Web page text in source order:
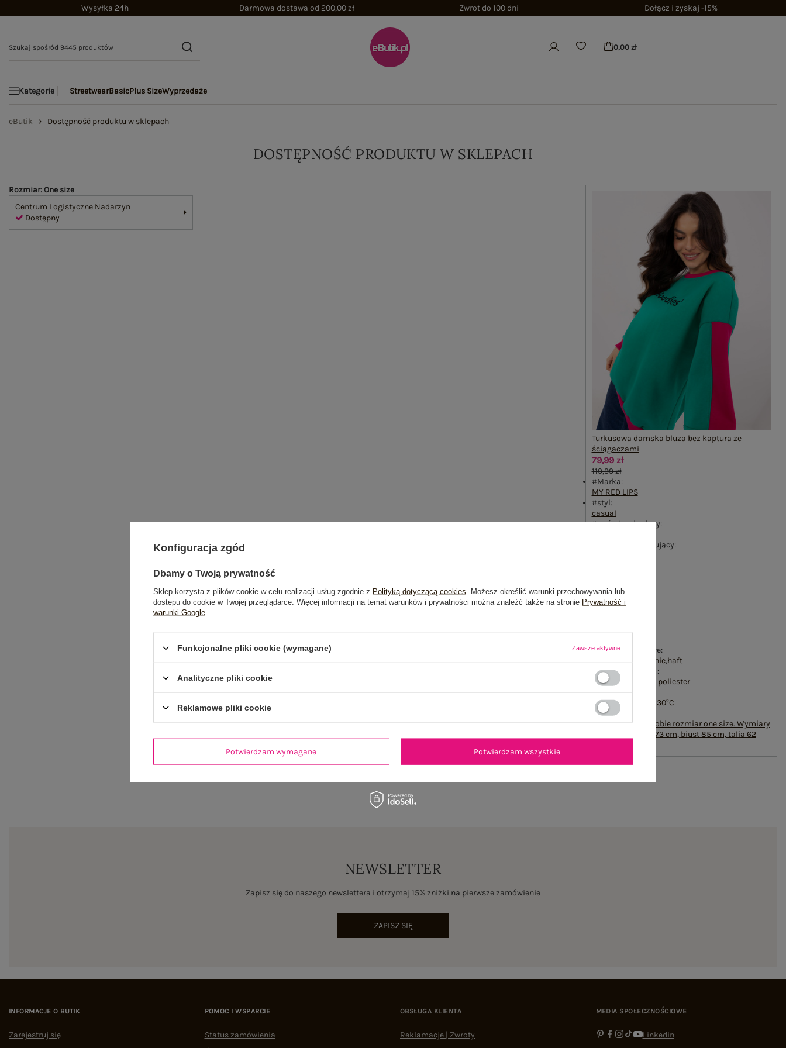
Wysyłka 24h Darmowa dostawa od 200,00 zł Zwrot do 100 dni Dołącz i zyskaj -15%
0,00 zł
Kategorie StreetwearBasicPlus SizeWyprzedaże
eButik Dostępność produktu w sklepach
DOSTĘPNOŚĆ PRODUKTU W SKLEPACH
Turkusowa damska bluza bez kaptura ze
ściągaczami
79,99 zł
119,99 zł
#Marka:
MY RED LIPS
#styl:
casual
#wzór dominujący:
#materiał dominujący:
#rękaw:
długi rękaw
#dekolt:
#cechy dodatkowe:
ocieplenie,haft
#skład materiału :
70% bawełna
30% poliester
pranie w pralce w 30°C
#modelka:
Modelka ma na sobie rozmiar one size. Wymiary
modelki: wzrost 173 cm, biust 85 cm, talia 62
Rozmiar: One size
Centrum Logistyczne Nadarzyn
Dostępny
NEWSLETTER
Zapisz się do naszego newslettera i otrzymaj 15% zniżki na pierwsze zamówienie
ZAPISZ SIĘ
INFORMACJE O BUTIK
Zarejestruj się
POMOC I WSPARCIE
Status zamówienia
OBSŁUGA KLIENTA
Reklamacje | Zwroty
MEDIA SPOŁECZNOŚCIOWE
Linkedin
Konfiguracja zgód
Dbamy o Twoją prywatność
Sklep korzysta z plików cookie w celu realizacji usług zgodnie z Polityką dotyczącą cookies . Możesz określić warunki przechowywania lub
dostępu do cookie w Twojej przeglądarce. Więcej informacji na temat warunków i prywatności można znaleźć także na stronie Prywatność i
warunki Google
Funkcjonalne pliki cookie (wymagane) Zawsze aktywne
Analityczne pliki cookie
Reklamowe pliki cookie
Potwierdzam wymagane Potwierdzam wszystkie